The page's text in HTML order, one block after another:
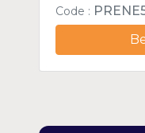
Code :